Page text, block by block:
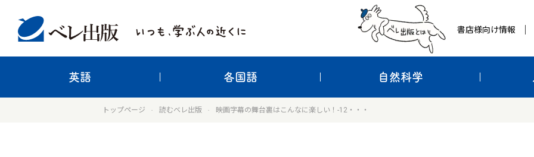
書店様向け情報
英語 各国語 自然科学
トップページ 読むベレ出版 映画字幕の舞台裏はこんなに楽しい！-12・・・